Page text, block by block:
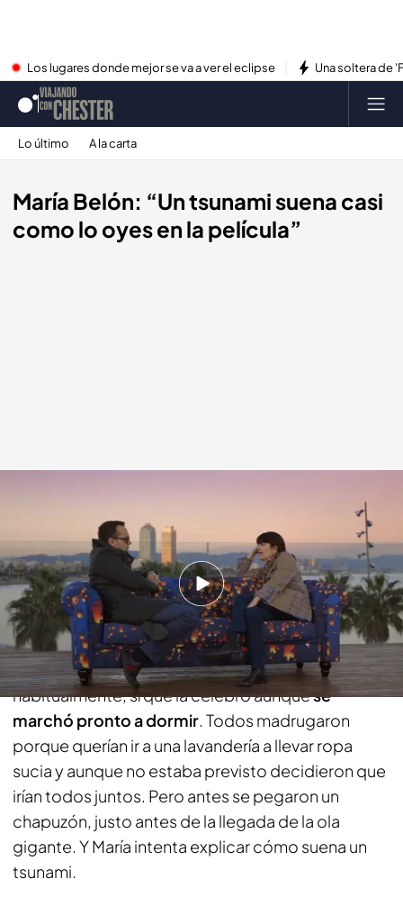
Los lugares donde mejor se va a ver el eclipse Una soltera de
Lo último A la carta
María Belón: “Un tsunami suena casi
como lo oyes en la película”
16 NOV 2014 - 23:10h.
Compartir
María recuerda esa noche de Navidad en el hotel,
donde a pesar de no celebrar la Navidad
habitualmente, sí que la celebro aunquese
marchó pronto a dormir. Todos madrugaron
porque querían ir a una lavandería a llevar ropa
sucia y aunque no estaba previsto decidieron que
irían todos juntos. Pero antes se pegaron un
chapuzón, justo antes de la llegada de la ola
gigante. Y María intenta explicar cómo suena un
tsunami.